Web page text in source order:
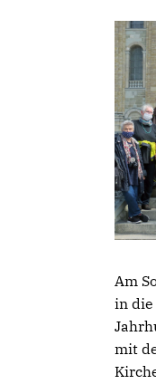
Am
in die
mit